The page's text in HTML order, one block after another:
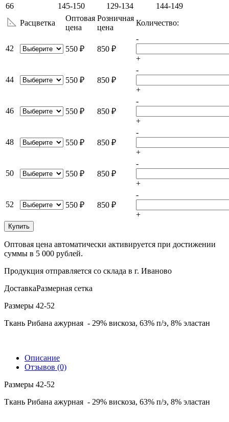
66
145-150 129-134
144-149
Расцветка
Оптовая
цена
Розничная
цена
Количество:
42 550 ₽ 850 ₽
-
+
44 550 ₽ 850 ₽
-
+
46 550 ₽ 850 ₽
-
+
48 550 ₽ 850 ₽
-
+
50 550 ₽ 850 ₽
-
+
52 550 ₽ 850 ₽
-
+
Купить
Оптовая цена автоматически активируется при достижении
суммы в 5 000 рублей.
Продукция отправляется со склада в г. Иваново
ДоставкаРазмерная сетка
Размеры 42-52
Ткань Рибана ажурная - 29% вискоза, 63% п/э, 8% эластан
Описание
Отзывов (0)
Размеры 42-52
Ткань Рибана ажурная - 29% вискоза, 63% п/э, 8% эластан